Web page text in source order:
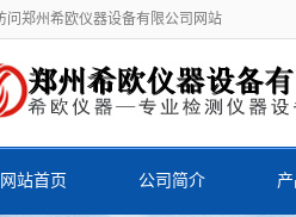
问郑州希欧仪器设备有限公司网站
网站首页 公司简介